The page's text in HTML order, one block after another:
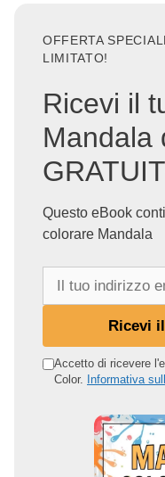
OFFERTA
LIMITATO!
Ricevi il
Mandala
Questo eBook
colorare Mandala
o
Ricevi
Accetto di ricevere
Color. Informativa